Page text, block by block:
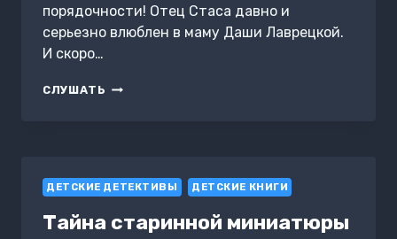
порядочности! Отец Стаса давно и
серьезно влюблен в маму Даши Лаврецкой.
И скоро…
СЛУШАТЬ КУДА
ДЕТСКИЕ ДЕТЕКТИВЫ ДЕТСКИЕ КНИГИ
Тайна старинной миниатюры